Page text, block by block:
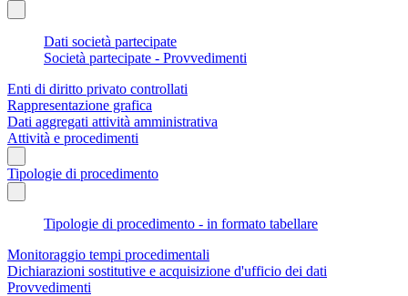
Dati società partecipate
Società partecipate - Provvedimenti
Enti di diritto privato controllati
Rappresentazione grafica
Dati aggregati attività amministrativa
Attività e procedimenti
Tipologie di procedimento
Tipologie di procedimento - in formato tabellare
Monitoraggio tempi procedimentali
Dichiarazioni sostitutive e acquisizione d'ufficio dei dati
Provvedimenti